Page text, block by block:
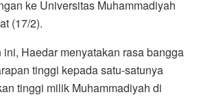
ke Universitas Muhammadiyah
(17/2).
Haedar menyatakan rasa bangga
tinggi kepada satu-satunya
tinggi milik Muhammadiyah di